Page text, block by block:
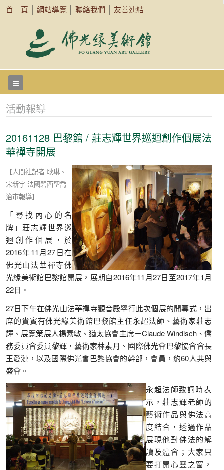
首 頁 網站導覽 聯絡我們 友善連結
活動報導
20161128 巴黎館 / 莊志輝世界巡迴創作個展法
華禪寺開展
【人間社記者 耿琳、
宋新宇 法國碧西聖喬
治市報導】
「尋找內心的名
牌」莊志輝世界巡
迴創作個展，於
2016年11月27日在
佛光山法華禪寺佛
光緣美術館巴黎館開展，展期自2016年11月27日至2017年1月
22日。
27日下午在佛光山法華禪寺觀音殿舉行此次個展的開幕式，出
席的貴賓有佛光緣美術館巴黎館主任永超法師、藝術家莊志
輝、展覽策展人楊素敏、猶太協會主席－Claude Windisch、僑
務委員會委員黎輝，藝術家林素月、國際佛光會巴黎協會會長
王愛漣，以及國際佛光會巴黎協會的幹部，會員，約60人共與
盛會。
永超法師致詞時表
示，莊志輝老師的
藝術作品與佛法高
度結合，透過作品
展現他對佛法的解
讀及體會；大家只
要打開心靈之窗，